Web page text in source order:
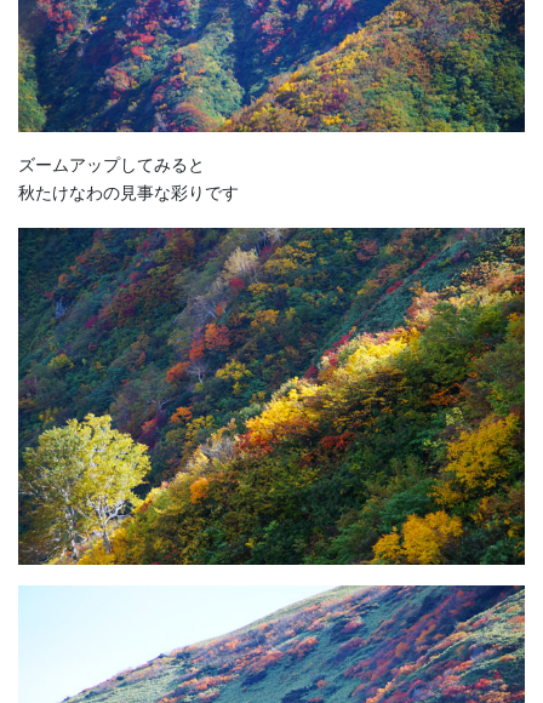
ズームアップしてみると
秋たけなわの見事な彩りです